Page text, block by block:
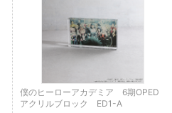
僕のヒーローアカデミア 6期OPED
アクリルブロック ED1-A